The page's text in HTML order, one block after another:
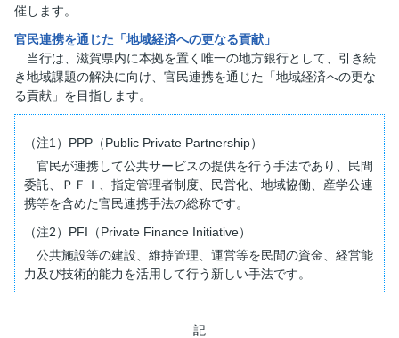
催します。
官民連携を通じた「地域経済への更なる貢献」
当行は、滋賀県内に本拠を置く唯一の地方銀行として、引き続
き地域課題の解決に向け、官民連携を通じた「地域経済への更な
る貢献」を目指します。
（注1）PPP（Public Private Partnership）
官民が連携して公共サービスの提供を行う手法であり、民間
委託、ＰＦＩ、指定管理者制度、民営化、地域協働、産学公連
携等を含めた官民連携手法の総称です。
（注2）PFI（Private Finance Initiative）
公共施設等の建設、維持管理、運営等を民間の資金、経営能
力及び技術的能力を活用して行う新しい手法です。
記